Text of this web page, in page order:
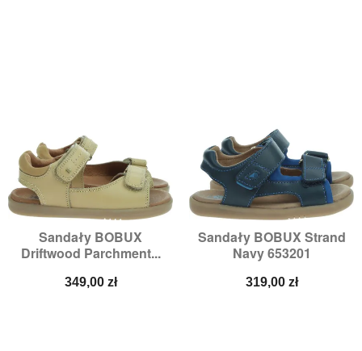
Sandały BOBUX
Driftwood Parchment...
Cena
349,00 zł
Sandały BOBUX Strand
Navy 653201
Cena
319,00 zł